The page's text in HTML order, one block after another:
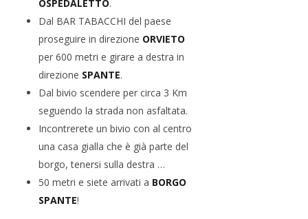
OSPEDALETTO.
Dal BAR TABACCHI del paese
proseguire in direzione ORVIETO
per 600 metri e girare a destra in
direzione SPANTE.
Dal bivio scendere per circa 3 Km
seguendo la strada non asfaltata.
Incontrerete un bivio con al centro
una casa gialla che è già parte del
borgo, tenersi sulla destra …
50 metri e siete arrivati a BORGO
SPANTE!